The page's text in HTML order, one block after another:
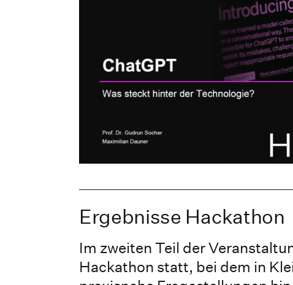
Ergebnisse Hackathon
Im zweiten Teil der
Hackathon statt, bei dem in